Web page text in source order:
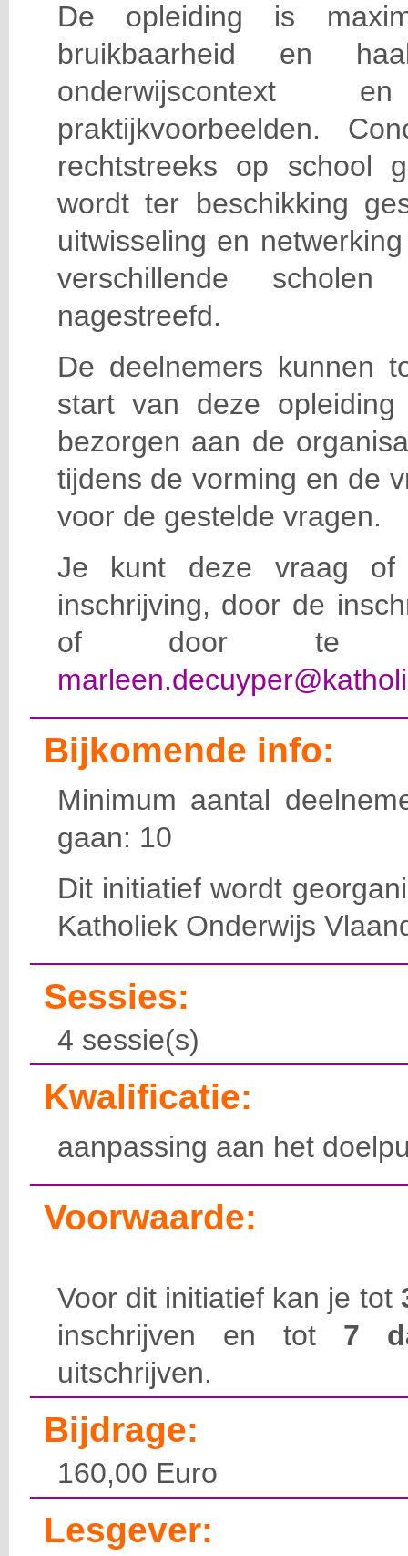
De opleiding is
bruikbaarheid en
praktijkvoorbeelden.
rechtstreeks op school
wordt ter beschikking
uitwisseling en
verschillende scholen
nagestreefd.
De deelnemers kunnen
start van deze
bezorgen aan de
tijdens de vorming en de
voor de gestelde vragen.
Je kunt deze vraag of
inschrijving, door de
of door te e-
Bijkomende info:
Minimum aantal
gaan: 10
Dit initiatief wordt
Katholiek Onderwijs
Sessies:
4 sessie(s)
Kwalificatie:
aanpassing aan het
Voorwaarde:
Voor dit initiatief kan je tot
inschrijven en tot 7
uitschrijven.
Bijdrage:
160,00 Euro
Lesgever: